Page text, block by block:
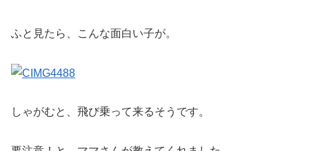
ふと見たら、こんな面白い子が。
しゃがむと、飛び乗って来るそうです。